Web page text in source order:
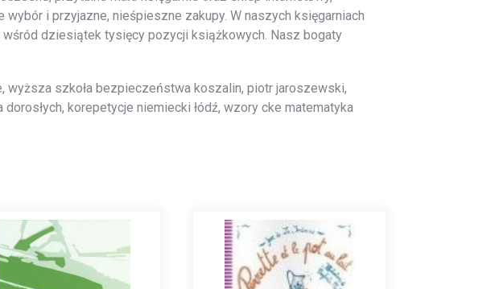
i przyjazne, nieśpieszne zakupy. W naszych księgarniach
dziesiątek tysięcy pozycji książkowych. Nasz bogaty
wyższa szkoła bezpieczeństwa koszalin, piotr jaroszewski,
korepetycje niemiecki łódź, wzory cke matematyka